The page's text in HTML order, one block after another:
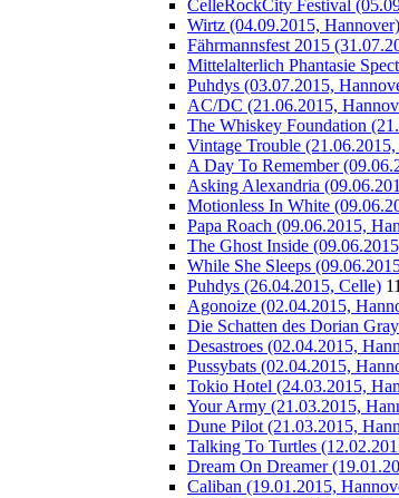
CelleRockCity Festival
Wirtz (04.09.2015, Hannover)
Fährmannsfest 2015
Mittelalterlich Phantasie
Puhdys (03.07.2015,
AC/DC (21.06.2015,
The Whiskey Foundation
Vintage Trouble
A Day To Remember
Asking Alexandria
Motionless In White
Papa Roach (09.06.2015,
The Ghost Inside
While She Sleeps
Puhdys (26.04.2015, Celle) 11
Agonoize (02.04.2015,
Die Schatten des Dorian
Desastroes (02.04.2015,
Pussybats (02.04.2015,
Tokio Hotel (24.03.2015,
Your Army (21.03.2015,
Dune Pilot (21.03.2015,
Talking To Turtles
Dream On Dreamer
Caliban (19.01.2015,